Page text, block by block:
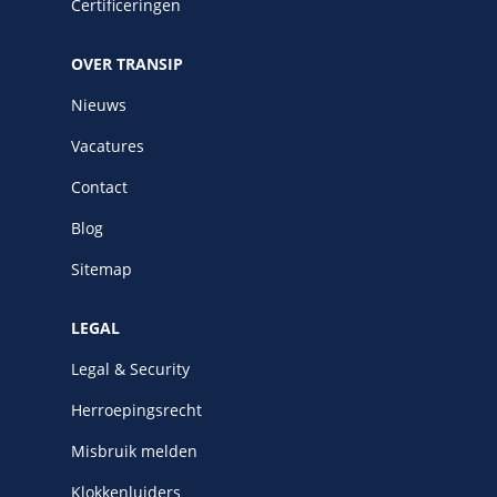
Certificeringen
OVER TRANSIP
Nieuws
Vacatures
Contact
Blog
Sitemap
LEGAL
Legal & Security
Herroepingsrecht
Misbruik melden
Klokkenluiders